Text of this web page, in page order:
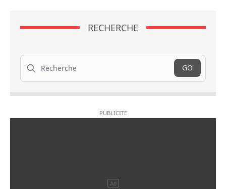
RECHERCHE
Recherche
GO